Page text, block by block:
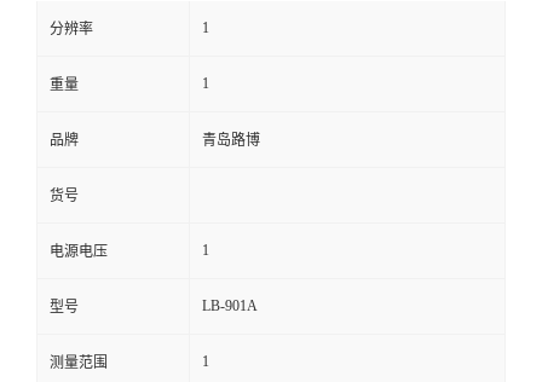
在
线
留
分辨率 1
重量 1
品牌 青岛路博
货号
电源电压 1
型号 LB-901A
测量范围 1